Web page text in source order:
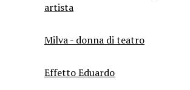
artista
Milva - donna di teatro
Effetto Eduardo